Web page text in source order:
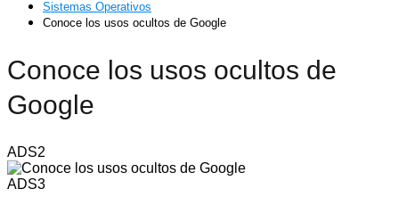
Sistemas Operativos
Conoce los usos ocultos de Google
Conoce los usos ocultos de
Google
ADS2
ADS3